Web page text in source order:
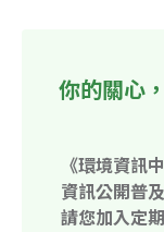
你的關心
《環境資訊
資訊公開普
請您加入定